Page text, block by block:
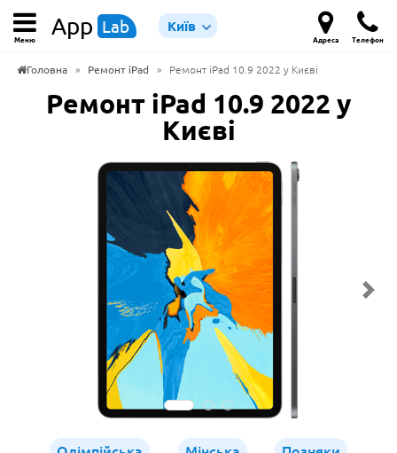
Меню App Lab Київ
Адреса Телефон
Головна » Ремонт iPad » Ремонт iPad 10.9 2022 у Києві
Ремонт iPad 10.9 2022 у
Києві